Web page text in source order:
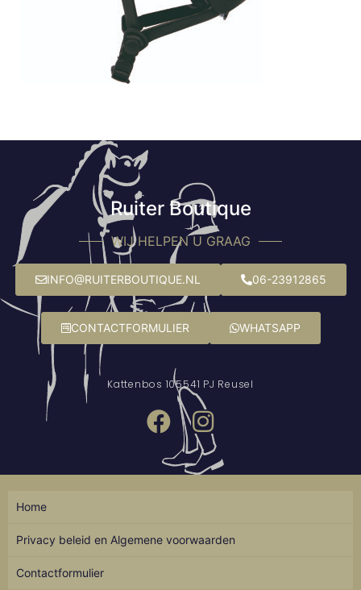
Ruiter Boutique
WIJ HELPEN U GRAAG
INFO@RUITERBOUTIQUE.NL 06-23912865
CONTACTFORMULIER WHATSAPP
Kattenbos 105541 PJ Reusel
Home
Privacy beleid en Algemene voorwaarden
Contactformulier